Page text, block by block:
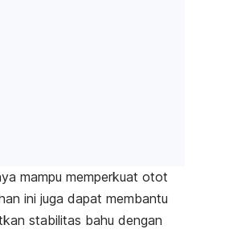
mampu memperkuat otot
ini juga dapat membantu
stabilitas bahu dengan